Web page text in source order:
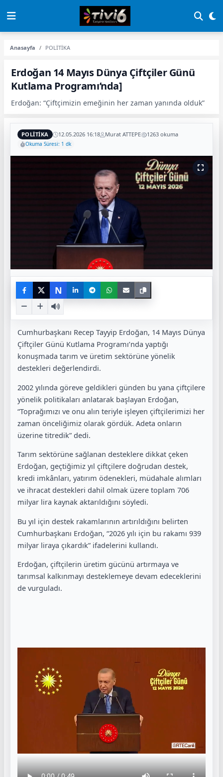
Anasayfa POLİTİKA
Erdoğan 14 Mayıs Dünya Çiftçiler Günü
Kutlama Programı’nda]
Erdoğan: “Çiftçimizin emeğinin her zaman yanında olduk”
POLİTİKA 12.05.2026 16:18 Murat ATTEPE 1263 okuma
Okuma Süresi: 1 dk
N
Cumhurbaşkanı Recep Tayyip Erdoğan, 14 Mayıs Dünya
Çiftçiler Günü Kutlama Programı’nda yaptığı
konuşmada tarım ve üretim sektörüne yönelik
destekleri değerlendirdi.
2002 yılında göreve geldikleri günden bu yana çiftçilere
yönelik politikaları anlatarak başlayan Erdoğan,
“Toprağımızı ve onu alın teriyle işleyen çiftçilerimizi her
zaman önceliğimiz olarak gördük. Adeta onların
üzerine titredik” dedi.
Tarım sektörüne sağlanan desteklere dikkat çeken
Erdoğan, geçtiğimiz yıl çiftçilere doğrudan destek,
kredi imkânları, yatırım ödenekleri, müdahale alımları
ve ihracat destekleri dahil olmak üzere toplam 706
milyar lira kaynak aktarıldığını söyledi.
Bu yıl için destek rakamlarının artırıldığını belirten
Cumhurbaşkanı Erdoğan, “2026 yılı için bu rakamı 939
milyar liraya çıkardık” ifadelerini kullandı.
Erdoğan, çiftçilerin üretim gücünü artırmaya ve
tarımsal kalkınmayı desteklemeye devam edeceklerini
de vurguladı.